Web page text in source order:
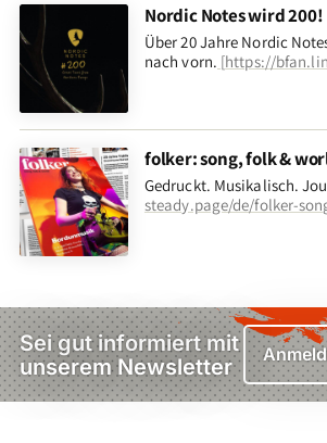
Nordic Notes wird 200!
Über 20 Jahre Nordic
nach vorn. [https://
folker: song, folk &
Gedruckt. Musikalisch.
steady.page/de/folker-
Sei gut informiert mit
unserem Newsletter